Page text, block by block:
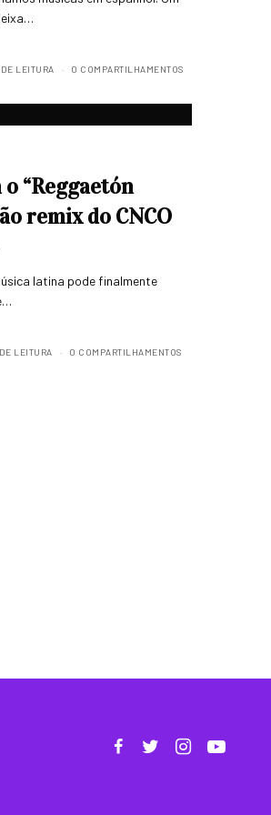
LEITURA 0 COMPARTILHAMENTOS
“Reggaetón
remix do CNCO
latina pode finalmente
LEITURA 0 COMPARTILHAMENTOS